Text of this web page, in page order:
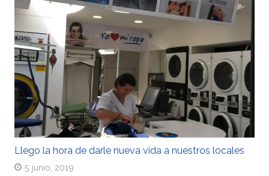
Llego la hora de darle nueva vida a nuestros locales
5 junio, 2019